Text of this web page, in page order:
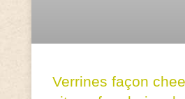
Verrines façon